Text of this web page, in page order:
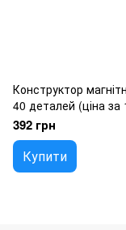
Конструктор
40 деталей (ціна за
392 грн
Купити